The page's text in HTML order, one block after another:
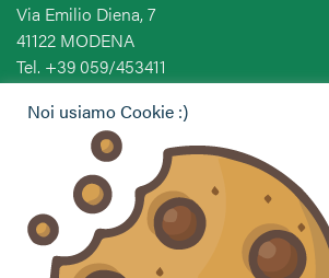
Via Emilio Diena, 7
41122 MODENA
Tel. +39 059/453411
E-mail:
segreteria@confagricolturamodena.com
modena.pec@confagricolturamodena.it
Noi usiamo Cookie :)